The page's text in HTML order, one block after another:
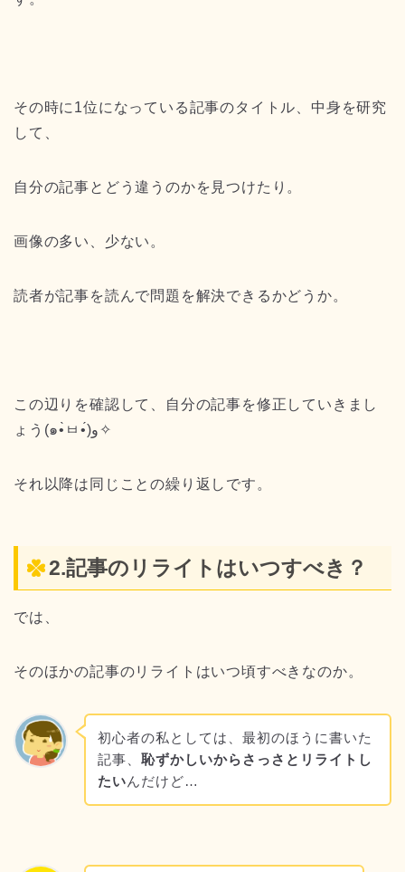
その時に1位になっている記事のタイトル、中身を研究
して、
自分の記事とどう違うのかを見つけたり。
画像の多い、少ない。
読者が記事を読んで問題を解決できるかどうか。
この辺りを確認して、自分の記事を修正していきまし
ょう(๑•̀ㅂ•́)و✧
それ以降は同じことの繰り返しです。
2.記事のリライトはいつすべき？
では、
そのほかの記事のリライトはいつ頃すべきなのか。
初心者の私としては、最初のほうに書いた
記事、 恥ずかしいからさっさとリライトし
たいんだけど…